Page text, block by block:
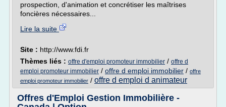
prospection, d'animation et concrétiser les maîtrises
foncières nécessaires...
Lire la suite
Site : http://www.fdi.fr
Thèmes liés : offre d'emploi promoteur immobilier / offre d
emploi promoteur immobilier / offre d emploi immobilier / offre
emploi promoteur immobilier / offre d emploi d animateur
Offres d'Emploi Gestion Immobilière -